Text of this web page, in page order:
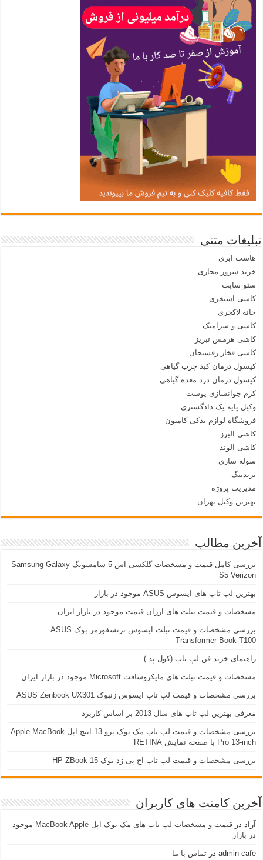
تبلیغات متنی
هاست ابری
خرید سرور مجازی
سئو سایت
کاشی استخری
خانه لاکچری
کاشی و سرامیک
کاشی هرمس تبریز
کاشی فخار رفسنجان
کپسول درمان کبد چرب گیاهی
کپسول درمان درد معده گیاهی
کرم جوانسازی پوست
وکیل پایه یک دادگستری
فروشگاه لوازم یدکی کامیون
کاشی البرز
کاشی الوند
سوله سازی
برندینگ
مدیریت پروژه
بهترین وکیل تهران
آخرین مطالب
بررسی کامل قیمت و مشخصات گلکسی اس 5 سامسونگ Samsung Galaxy
S5 Verizon
بهترین لپ تاپ های ایسوس ASUS موجود در بازار
مشخصات و قیمت تبلت های ارزان قیمت موجود در بازار ایران
بررسی مشخصات و قیمت تبلت ایسوس ترنسفورمر بوک ASUS
Transformer Book T100
راهنمای خرید فن لپ تاپ (کول پد )
مشخصات و قیمت تبلت های مایکروسافت Microsoft موجود در بازار ایران
بررسی مشخصات و قیمت لپ تاپ ایسوس زنبوک ASUS Zenbook UX301
معرفی بهترین لپ تاپ های سال 2013 بر اساس کاربرد
بررسی مشخصات و فیمت لپ تاپ مک بوک پرو 13-اینچ اپل Apple MacBook
Pro 13-inch با صفحه نمایش RETINA
بررسی مشخصات و قیمت لپ تاپ اچ پی زد بوک 15 HP ZBook
آخرین کامنت های کاربران
آراد در
قیمت و مشخصات لپ تاپ های مک بوک اپل MacBook Apple موجود
در بازار
admin cafe درتماس با ما